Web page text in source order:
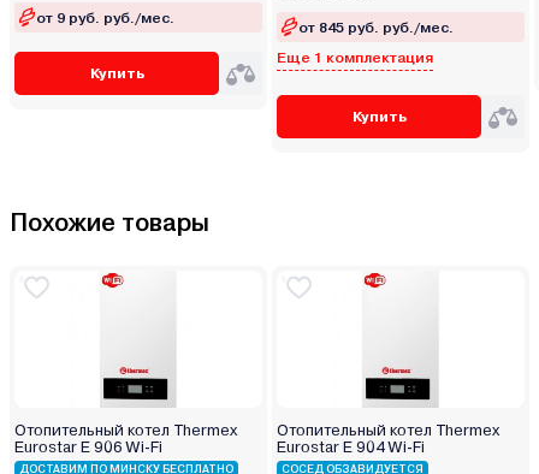
от 9 руб. руб./мес.
Купить
от 845 руб. руб./мес.
Еще 1 комплектация
Купить
Похожие товары
Отопительный котел Thermex
Eurostar E 906 Wi-Fi
ДОСТАВИМ ПО МИНСКУ БЕСПЛАТНО
Отопительный котел Thermex
Eurostar E 904 Wi-Fi
СОСЕД ОБЗАВИДУЕТСЯ